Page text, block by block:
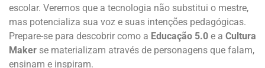
escolar. Veremos que a tecnologia não substitui o mestre,
mas potencializa sua voz e suas intenções pedagógicas.
Prepare-se para descobrir como a Educação 5.0 e a Cultura
Maker se materializam através de personagens que falam,
ensinam e inspiram.